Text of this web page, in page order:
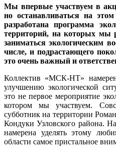
Мы впервые участвуем в
но останавливаться на
разработана программа
территорий, на которых мы
заниматься экологическим
числе, и подрастающего
это очень важный и
Коллектив «МСК-НТ»
улучшению экологической
это не первое мероприятие
котором мы участвуем.
субботник на территории
Кондуки Узловского района.
намерена уделять этому
области самое пристальное